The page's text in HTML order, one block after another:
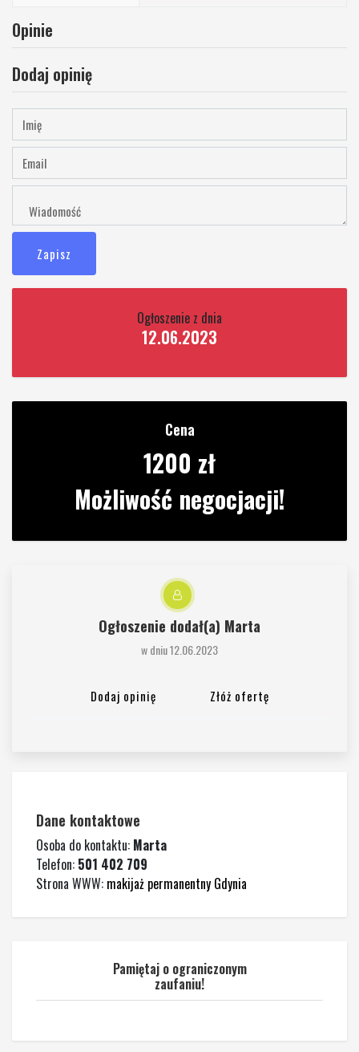
Opinie
Dodaj opinię
Zapisz
Ogłoszenie z dnia
12.06.2023
Cena
1200 zł
Możliwość negocjacji!
Ogłoszenie dodał(a) Marta
w dniu 12.06.2023
Dodaj opinię Złóż ofertę
Dane kontaktowe
Osoba do kontaktu: Marta
Telefon: 501 402 709
Strona WWW: makijaż permanentny Gdynia
Pamiętaj o ograniczonym
zaufaniu!